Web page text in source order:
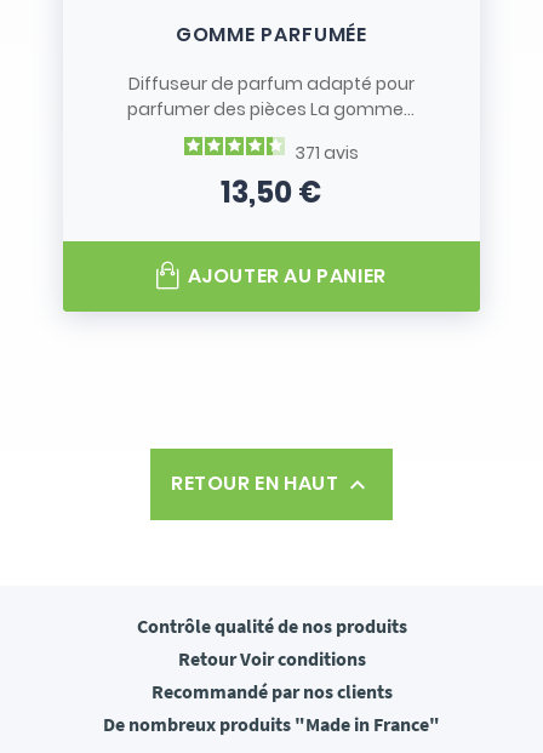
GOMME PARFUMÉE
Diffuseur de parfum adapté pour
parfumer des pièces La gomme...
371 avis
Prix
13,50 €
AJOUTER AU PANIER
RETOUR EN HAUT 
Contrôle qualitéde nos produits
RetourVoir conditions
Recommandépar nos clients
De nombreux produits "Made in France"